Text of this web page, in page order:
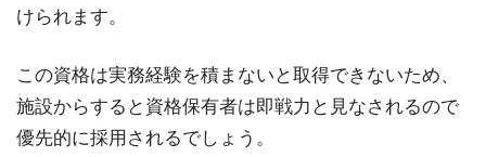
けられます。
この資格は実務経験を積まないと取得できないため、
施設からすると資格保有者は即戦力と見なされるので
優先的に採用されるでしょう。